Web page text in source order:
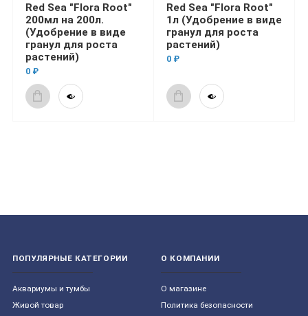
Red Sea "Flora Root"
200мл на 200л.
(Удобрение в виде
гранул для роста
растений)
0 ₽
Red Sea "Flora Root"
1л (Удобрение в виде
гранул для роста
растений)
0 ₽
ПОПУЛЯРНЫЕ КАТЕГОРИИ
Aквариумы и тумбы
Живой товар
О КОМПАНИИ
О магазине
Политика безопасности